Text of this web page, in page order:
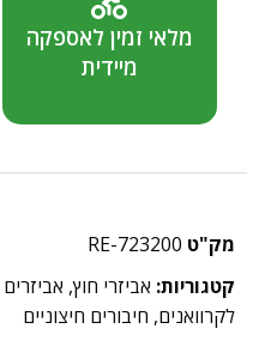
מלאי זמין לאספקה
מיידית
מק"ט RE-723200
קטגוריות: אביזרי חוץ, אביזרים
לקרוואנים, חיבורים חיצוניים